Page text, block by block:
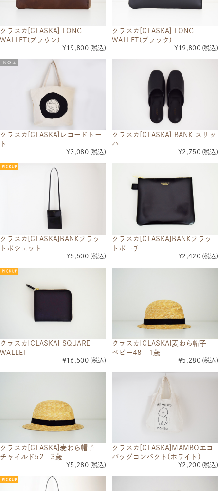
クラスカ[CLASKA] LONG
WALLET(ブラウン)
¥19,800 (税込)
クラスカ[CLASKA] LONG
WALLET(ブラック)
¥19,800 (税込)
クラスカ[CLASKA]レコードトー
ト
¥3,080 (税込)
クラスカ[CLASKA] BANK スリッ
パ
¥2,750 (税込)
クラスカ[CLASKA]BANKフラッ
トポシェット
¥5,500 (税込)
クラスカ[CLASKA]BANKフラッ
トポーチ
¥2,420 (税込)
クラスカ[CLASKA] SQUARE
WALLET
¥16,500 (税込)
クラスカ[CLASKA]麦わら帽子
ベビー48 1歳
¥5,280 (税込)
クラスカ[CLASKA]麦わら帽子
チャイルド52 3歳
¥5,280 (税込)
クラスカ[CLASKA]MAMBOエコ
バッグコンパクト(ホワイト)
¥2,200 (税込)